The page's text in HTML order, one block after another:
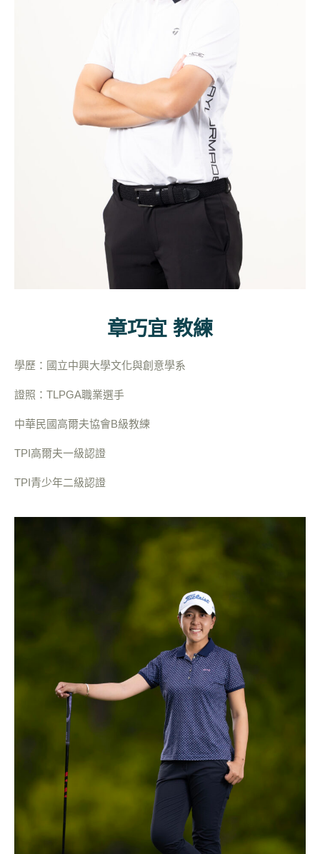
章巧宜 教練
學歷：國立中興大學文化與創意學系
證照：TLPGA職業選手
中華民國高爾夫協會B級教練
TPI高爾夫一級認證
TPI青少年二級認證